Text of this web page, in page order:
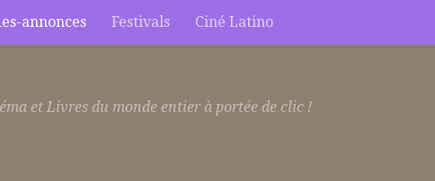
annonces Festivals Ciné Latino
et Livres du monde entier à portée de clic !